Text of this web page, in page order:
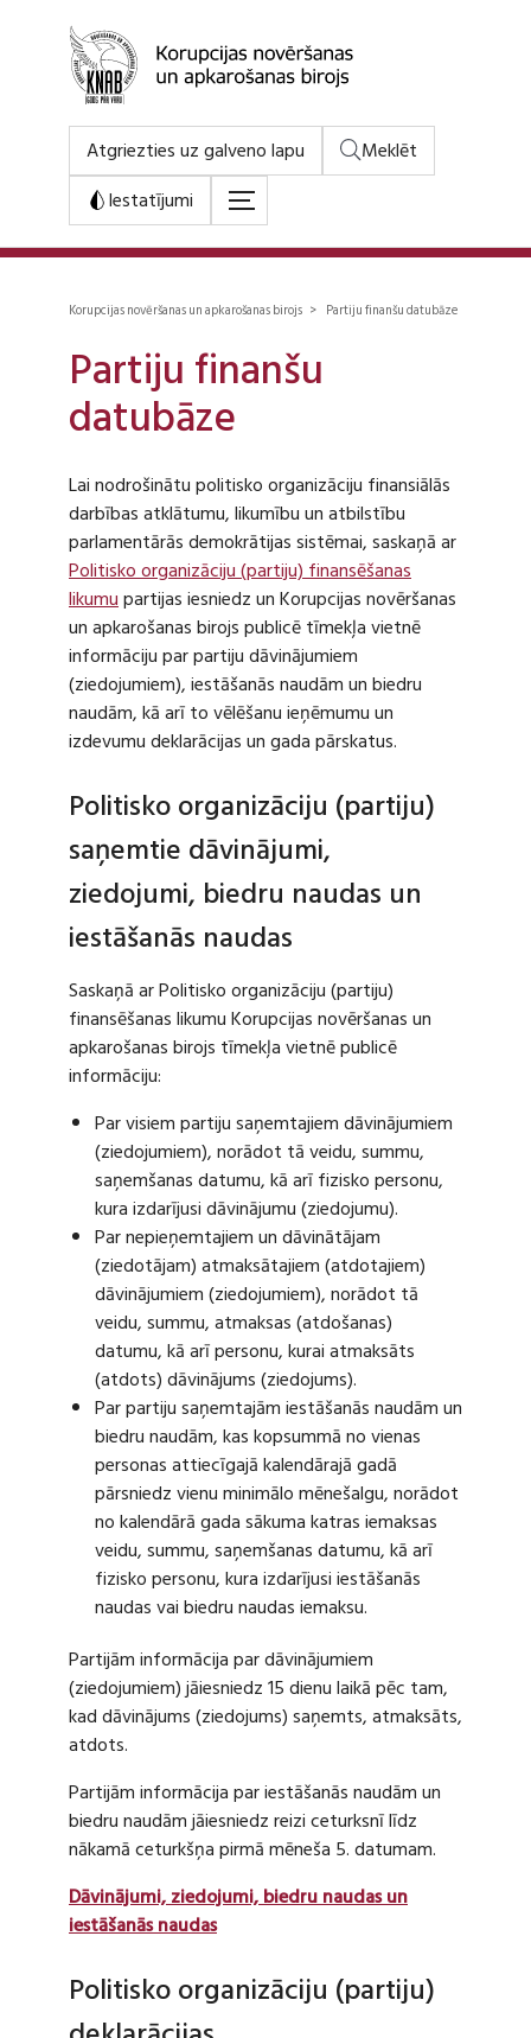
Atgriezties uz galveno lapu
Meklēt
Iestatījumi
Korupcijas novēršanas un apkarošanas birojs > Partiju finanšu datubāze
Partiju finanšu
datubāze
Lai nodrošinātu politisko organizāciju finansiālās
darbības atklātumu, likumību un atbilstību
parlamentārās demokrātijas sistēmai, saskaņā ar
Politisko organizāciju (partiju) finansēšanas
likumupartijas iesniedz un Korupcijas novēršanas
un apkarošanas birojs publicē tīmekļa vietnē
informāciju par partiju dāvinājumiem
(ziedojumiem), iestāšanās naudām un biedru
naudām, kā arī to vēlēšanu ieņēmumu un
izdevumu deklarācijas un gada pārskatus.
Politisko organizāciju (partiju)
saņemtie dāvinājumi,
ziedojumi, biedru naudas un
iestāšanās naudas
Saskaņā ar Politisko organizāciju (partiju)
finansēšanas likumu Korupcijas novēršanas un
apkarošanas birojs tīmekļa vietnē publicē
informāciju:
Par visiem partiju saņemtajiem dāvinājumiem
(ziedojumiem), norādot tā veidu, summu,
saņemšanas datumu, kā arī fizisko personu,
kura izdarījusi dāvinājumu (ziedojumu).
Par nepieņemtajiem un dāvinātājam
(ziedotājam) atmaksātajiem (atdotajiem)
dāvinājumiem (ziedojumiem), norādot tā
veidu, summu, atmaksas (atdošanas)
datumu, kā arī personu, kurai atmaksāts
(atdots) dāvinājums (ziedojums).
Par partiju saņemtajām iestāšanās naudām un
biedru naudām, kas kopsummā no vienas
personas attiecīgajā kalendārajā gadā
pārsniedz vienu minimālo mēnešalgu, norādot
no kalendārā gada sākuma katras iemaksas
veidu, summu, saņemšanas datumu, kā arī
fizisko personu, kura izdarījusi iestāšanās
naudas vai biedru naudas iemaksu.
Partijām informācija par dāvinājumiem
(ziedojumiem) jāiesniedz 15 dienu laikā pēc tam,
kad dāvinājums (ziedojums) saņemts, atmaksāts,
atdots.
Partijām informācija par iestāšanās naudām un
biedru naudām jāiesniedz reizi ceturksnī līdz
nākamā ceturkšņa pirmā mēneša 5. datumam.
Dāvinājumi, ziedojumi, biedru naudas un
iestāšanās naudas
Politisko organizāciju (partiju)